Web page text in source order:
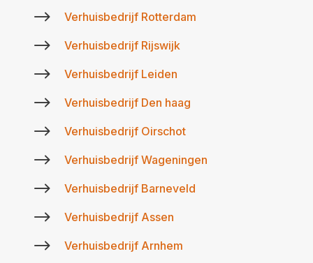
$ Verhuisbedrijf Rotterdam
$ Verhuisbedrijf Rijswijk
$ Verhuisbedrijf Leiden
$ Verhuisbedrijf Den haag
$ Verhuisbedrijf Oirschot
$ Verhuisbedrijf Wageningen
$ Verhuisbedrijf Barneveld
$ Verhuisbedrijf Assen
$ Verhuisbedrijf Arnhem